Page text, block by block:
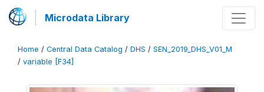
Microdata Library
Home / Central Data Catalog / DHS / SEN_2019_DHS_V01_M
/ variable [F34]